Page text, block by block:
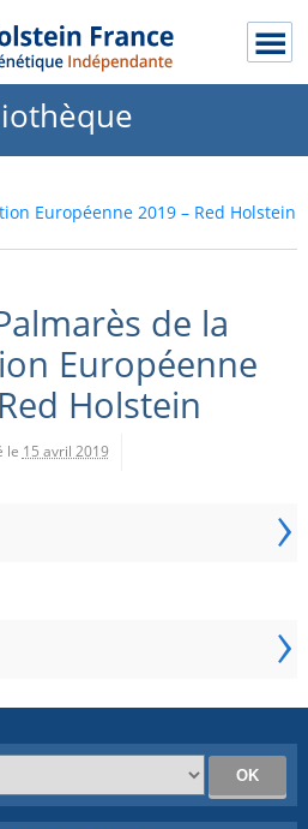
Européenne 2019 – Red Holstein
de la
Européenne
Holstein
le 15 avril 2019
›
›